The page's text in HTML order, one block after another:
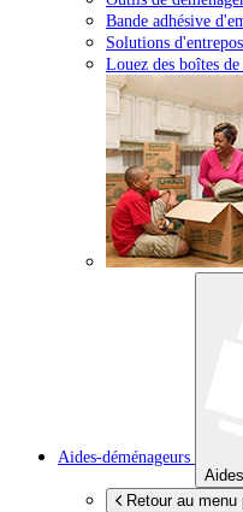
Bande adhésive
Solutions
Louez des boîtes
Aides-déménageurs
Retour au menu